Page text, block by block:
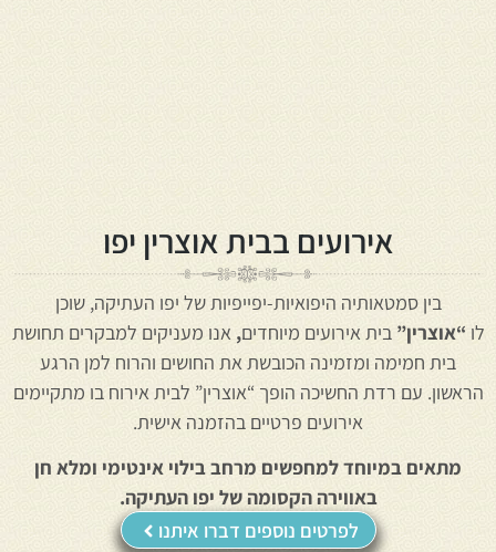
אירועים בבית אוצרין יפו
בין סמטאותיה היפואיות-יפייפיות של יפו העתיקה, שוכן
לו “אוצרין” בית אירועים מיוחדים, אנו מעניקים למבקרים תחושת
בית חמימה ומזמינה הכובשת את החושים והרוח למן הרגע
הראשון. עם רדת החשיכה הופך “אוצרין” לבית אירוח בו מתקיימים
אירועים פרטיים בהזמנה אישית.
מתאים במיוחד למחפשים מרחב בילוי אינטימי ומלא חן
באווירה הקסומה של יפו העתיקה.
לפרטים נוספים דברו איתנו